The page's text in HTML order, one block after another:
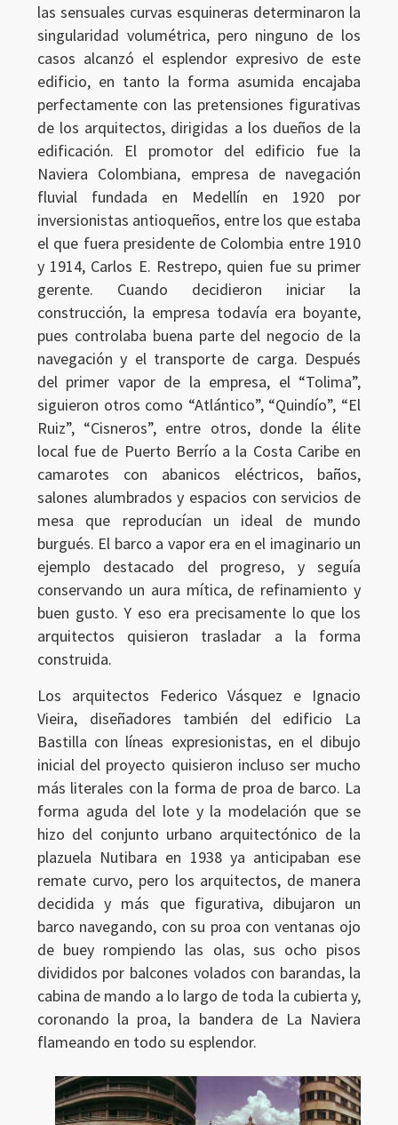
las sensuales curvas esquineras determinaron la
singularidad volumétrica, pero ninguno de los
casos alcanzó el esplendor expresivo de este
edificio, en tanto la forma asumida encajaba
perfectamente con las pretensiones figurativas
de los arquitectos, dirigidas a los dueños de la
edificación. El promotor del edificio fue la
Naviera Colombiana, empresa de navegación
fluvial fundada en Medellín en 1920 por
inversionistas antioqueños, entre los que estaba
el que fuera presidente de Colombia entre 1910
y 1914, Carlos E. Restrepo, quien fue su primer
gerente. Cuando decidieron iniciar la
construcción, la empresa todavía era boyante,
pues controlaba buena parte del negocio de la
navegación y el transporte de carga. Después
del primer vapor de la empresa, el “Tolima”,
siguieron otros como “Atlántico”, “Quindío”, “El
Ruiz”, “Cisneros”, entre otros, donde la élite
local fue de Puerto Berrío a la Costa Caribe en
camarotes con abanicos eléctricos, baños,
salones alumbrados y espacios con servicios de
mesa que reproducían un ideal de mundo
burgués. El barco a vapor era en el imaginario un
ejemplo destacado del progreso, y seguía
conservando un aura mítica, de refinamiento y
buen gusto. Y eso era precisamente lo que los
arquitectos quisieron trasladar a la forma
construida.
Los arquitectos Federico Vásquez e Ignacio
Vieira, diseñadores también del edificio La
Bastilla con líneas expresionistas, en el dibujo
inicial del proyecto quisieron incluso ser mucho
más literales con la forma de proa de barco. La
forma aguda del lote y la modelación que se
hizo del conjunto urbano arquitectónico de la
plazuela Nutibara en 1938 ya anticipaban ese
remate curvo, pero los arquitectos, de manera
decidida y más que figurativa, dibujaron un
barco navegando, con su proa con ventanas ojo
de buey rompiendo las olas, sus ocho pisos
divididos por balcones volados con barandas, la
cabina de mando a lo largo de toda la cubierta y,
coronando la proa, la bandera de La Naviera
flameando en todo su esplendor.